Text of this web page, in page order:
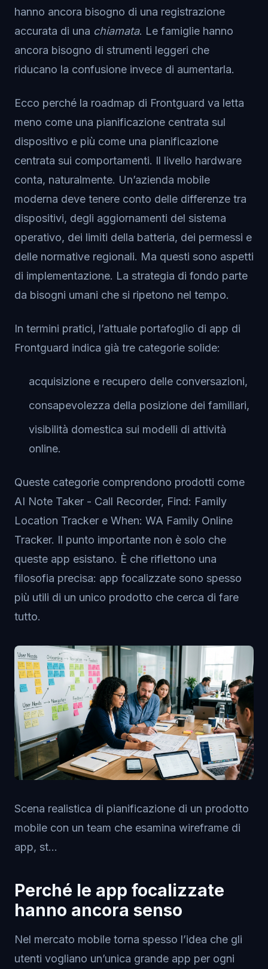
hanno ancora bisogno di una registrazione
accurata di una chiamata. Le famiglie hanno
ancora bisogno di strumenti leggeri che
riducano la confusione invece di aumentarla.
Ecco perché la roadmap di Frontguard va letta
meno come una pianificazione centrata sul
dispositivo e più come una pianificazione
centrata sui comportamenti. Il livello hardware
conta, naturalmente. Un’azienda mobile
moderna deve tenere conto delle differenze tra
dispositivi, degli aggiornamenti del sistema
operativo, dei limiti della batteria, dei permessi e
delle normative regionali. Ma questi sono aspetti
di implementazione. La strategia di fondo parte
da bisogni umani che si ripetono nel tempo.
In termini pratici, l’attuale portafoglio di app di
Frontguard indica già tre categorie solide:
acquisizione e recupero delle conversazioni,
consapevolezza della posizione dei familiari,
visibilità domestica sui modelli di attività
online.
Queste categorie comprendono prodotti come
AI Note Taker - Call Recorder, Find: Family
Location Tracker e When: WA Family Online
Tracker. Il punto importante non è solo che
queste app esistano. È che riflettono una
filosofia precisa: app focalizzate sono spesso
più utili di un unico prodotto che cerca di fare
tutto.
Scena realistica di pianificazione di un prodotto
mobile con un team che esamina wireframe di
app, st...
Perché le app focalizzate
hanno ancora senso
Nel mercato mobile torna spesso l’idea che gli
utenti vogliano un’unica grande app per ogni